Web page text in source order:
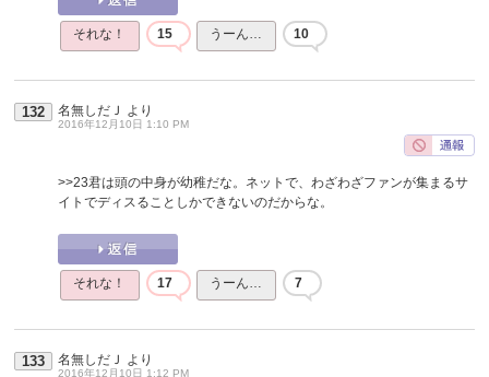
それな！ 15 うーん… 10
132 名無しだＪ より
2016年12月10日 1:10 PM
>>23君は頭の中身が幼稚だな。ネットで、わざわざファンが集まるサ
イトでディスることしかできないのだからな。
それな！ 17 うーん… 7
133 名無しだＪ より
2016年12月10日 1:12 PM